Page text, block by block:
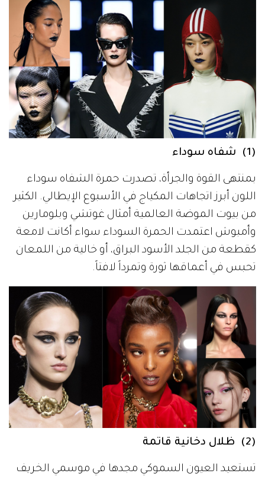
(1) شفاه سوداء
بمنتهى القوة والجرأة، تصدرت حمرة الشفاه سوداء
اللون أبرز اتجاهات المكياج في الأسبوع الإيطالي. الكثير
من بيوت الموضة العالمية أمثال غوتشي وبلومارين
وأمبوش اعتمدت الحمرة السوداء سواء أكانت لامعة
كقطعة من الجلد الأسود البراق، أو خالية من اللمعان
تحبس في أعماقها ثورة وتمرداً لافتاً.
(2) ظلال دخانية قاتمة
تستعيد العيون السموكي مجدها في موسمي الخريف